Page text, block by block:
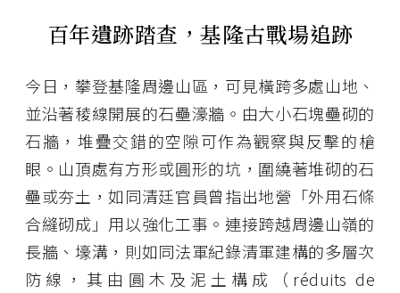
百年遺跡踏查，基隆古戰場追跡
今日，攀登基隆周邊山區，可見橫跨多處山地、
並沿著稜線開展的石壘濠牆。由大小石塊壘砌的
石牆，堆疊交錯的空隙可作為觀察與反擊的槍
眼。山頂處有方形或圓形的坑，圍繞著堆砌的石
壘或夯土，如同清廷官員曾指出地營「外用石條
合縫砌成」用以強化工事。連接跨越周邊山嶺的
長牆、壕溝，則如同法軍紀錄清軍建構的多層次
防線，其由圓木及泥土構成（réduits de